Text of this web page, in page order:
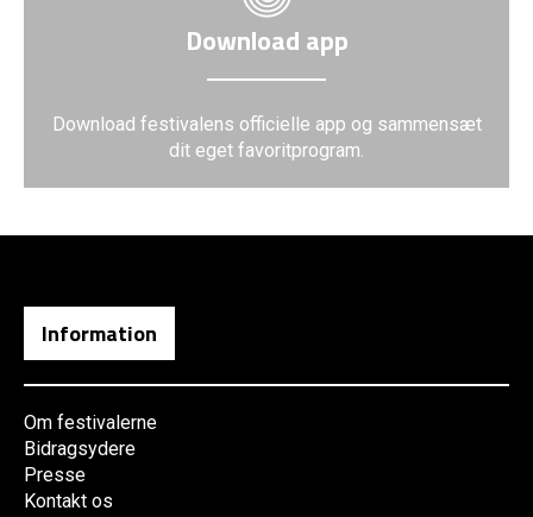
Download app
Download festivalens officielle app og sammensæt
dit eget favoritprogram.
Information
Om festivalerne
Bidragsydere
Presse
Kontakt os